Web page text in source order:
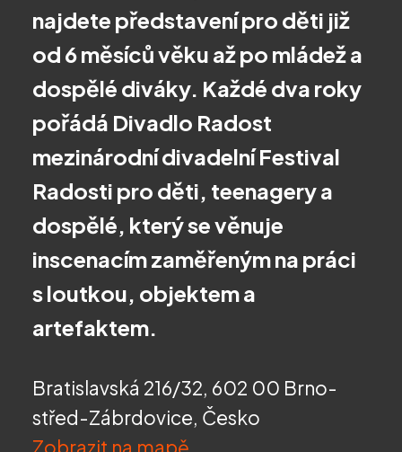
najdete představení pro děti již
od 6 měsíců věku až po mládež a
dospělé diváky. Každé dva roky
pořádá Divadlo Radost
mezinárodní divadelní Festival
Radosti pro děti, teenagery a
dospělé, který se věnuje
inscenacím zaměřeným na práci
s loutkou, objektem a
artefaktem.
Bratislavská 216/32, 602 00 Brno-
střed-Zábrdovice, Česko
Zobrazit na mapě